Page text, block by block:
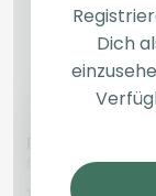
Dich
Blüten
Cosmic Cream